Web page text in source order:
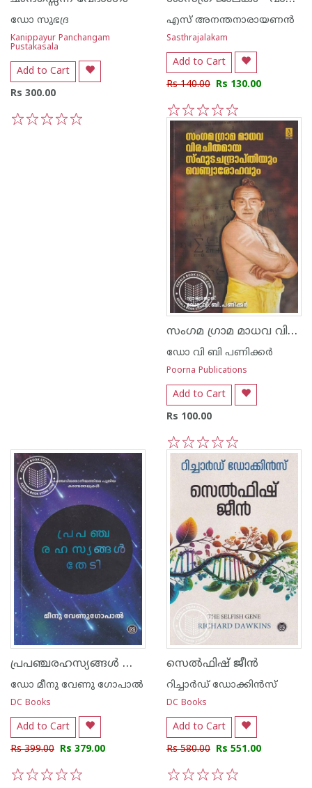
ഡോ സുഭദ്ര
Kanippayur Panchangam
Pustakasala
Add to Cart
Rs 300.00
എസ് അനന്തനാരായണന്‍
Sasthrajalakam
Add to Cart
Rs 140.00 Rs 130.00
5
4
3
2
1
സംഗമ ഗ്രാമ മാധവ വിരചിതമായ സ്ഫുട ചന്ദ്രാപ്തിയും വെണ്വാരോഹവും
ഡോ വി ബി പണിക്കര്‍
Poorna Publications
Add to Cart
Rs 100.00
5
4
3
2
1
പ്രപഞ്ചരഹസ്യങ്ങള്‍ തേടി
ഡോ മീനു വേണു ഗോപാല്‍
DC Books
Add to Cart
Rs 399.00 Rs 379.00
സെല്‍ഫിഷ് ജീന്‍
റിച്ചാര്‍ഡ് ഡോക്കിന്‍സ്
DC Books
Add to Cart
Rs 580.00 Rs 551.00